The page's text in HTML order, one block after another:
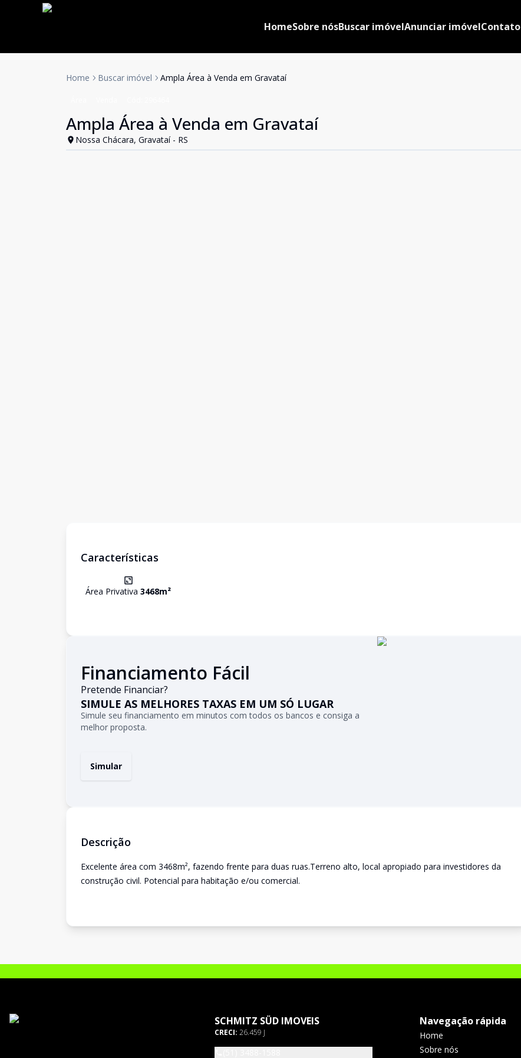
HomeSobre nósBuscar imóvelAnunciar imóvelContato
Home Buscar imóvel Ampla Área à Venda em Gravataí
Ampla Área à Venda em Gravataí
Nossa Chácara, Gravataí - RS
Características
Área Privativa 3468m²
Financiamento Fácil
Pretende Financiar?
SIMULE AS MELHORES TAXAS EM UM SÓ LUGAR
Simule seu financiamento em minutos com todos os bancos e consiga a
melhor proposta.
Simular
Descrição
Excelente área com 3468m², fazendo frente para duas ruas.Terreno alto, local apropiado para investidores da
construção civil. Potencial para habitação e/ou comercial.
SCHMITZ SÜD IMOVEIS
CRECI: 26.459 J
Navegação rápida
Home
Sobre nós